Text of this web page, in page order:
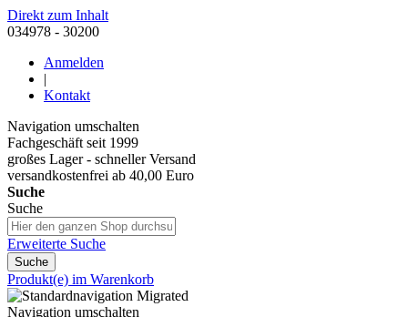
Direkt zum Inhalt
034978 - 30200
Anmelden
|
Kontakt
Navigation umschalten
Fachgeschäft seit 1999
großes Lager - schneller Versand
versandkostenfrei ab 40,00 Euro
Suche
Suche
Erweiterte Suche
Suche
Produkt(e) im Warenkorb
Navigation umschalten